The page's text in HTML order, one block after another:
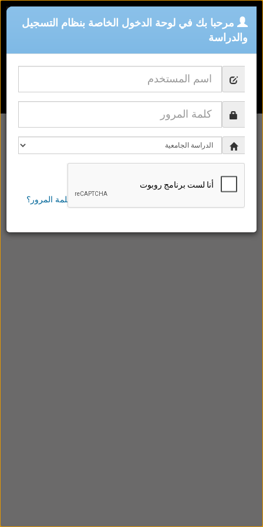
مرحبا بك في لوحة الدخول الخاصة بنظام التسجيل
والدراسة
هل نسيت كلمة المرور؟